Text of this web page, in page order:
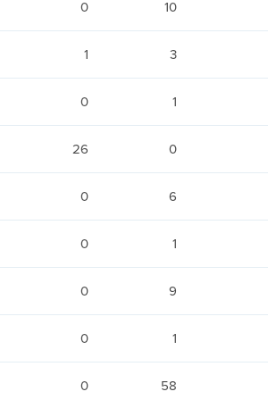
0 10
1 3
0 1
26 0
0 6
0 1
0 9
0 1
0 58